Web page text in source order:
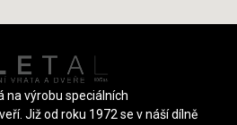
na výrobu speciálních
Již od roku 1972 se v náší dílně